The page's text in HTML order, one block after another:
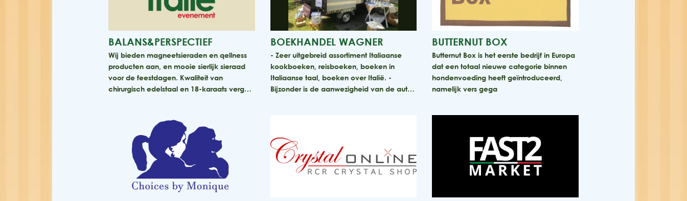
BALANS&PERSPECTIEF
Wij bieden magneetsieraden en qellness
producten aan, en mooie sierlijk sieraad
voor de feestdagen. Kwaliteit van
chirurgisch edelstaal en 18-karaats verg…
BOEKHANDEL WAGNER
- Zeer uitgebreid assortiment Italiaanse
kookboeken, reisboeken, boeken in
Italiaanse taal, boeken over Italië. -
Bijzonder is de aanwezigheid van de aut…
BUTTERNUT BOX
Butternut Box is het eerste bedrijf in Europa
dat een totaal nieuwe categorie binnen
hondenvoeding heeft geïntroduceerd,
namelijk vers gega